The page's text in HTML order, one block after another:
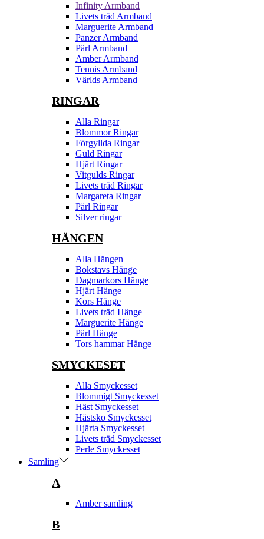
Infinity Armband
Livets träd Armband
Marguerite Armband
Panzer Armband
Pärl Armband
Amber Armband
Tennis Armband
Världs Armband
RINGAR
Alla Ringar
Blommor Ringar
Förgyllda Ringar
Guld Ringar
Hjärt Ringar
Vitgulds Ringar
Livets träd Ringar
Margareta Ringar
Pärl Ringar
Silver ringar
HÄNGEN
Alla Hängen
Bokstavs Hänge
Dagmarkors Hänge
Hjärt Hänge
Kors Hänge
Livets träd Hänge
Marguerite Hänge
Pärl Hänge
Tors hammar Hänge
SMYCKESET
Alla Smyckesset
Blommigt Smyckesset
Häst Smyckesset
Hästsko Smyckesset
Hjärta Smyckesset
Livets träd Smyckesset
Perle Smyckesset
Samling
A
Amber samling
B